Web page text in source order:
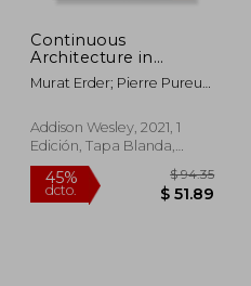
Continuous
Architecture in
Practice: Software
Architecture in the
Devops (Addison-
Wesley Signature
Inglés)
Murat Erder; Pierre Pureur;
Addison Wesley, 2021, 1
Edición, Tapa Blanda,
Nuevo